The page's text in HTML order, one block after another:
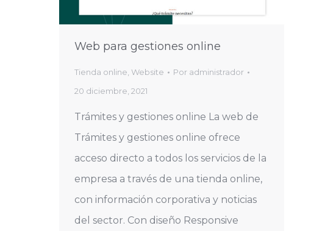
Web para gestiones online
Tienda online Website Por administrador
20 diciembre, 2021
Trámites y gestiones online La web de
Trámites y gestiones online ofrece
acceso directo a todos los servicios de la
empresa a través de una tienda online,
con información corporativa y noticias
del sector. Con diseño Responsive